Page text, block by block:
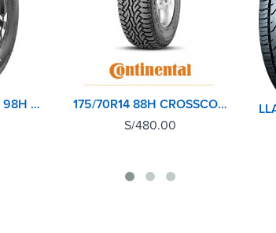
DUNLOP 215/65R16 98H GRANDTREK AT3 TL
175/70R14 88H CROSSCONTACT AT CONTINENTAL
S/480.00